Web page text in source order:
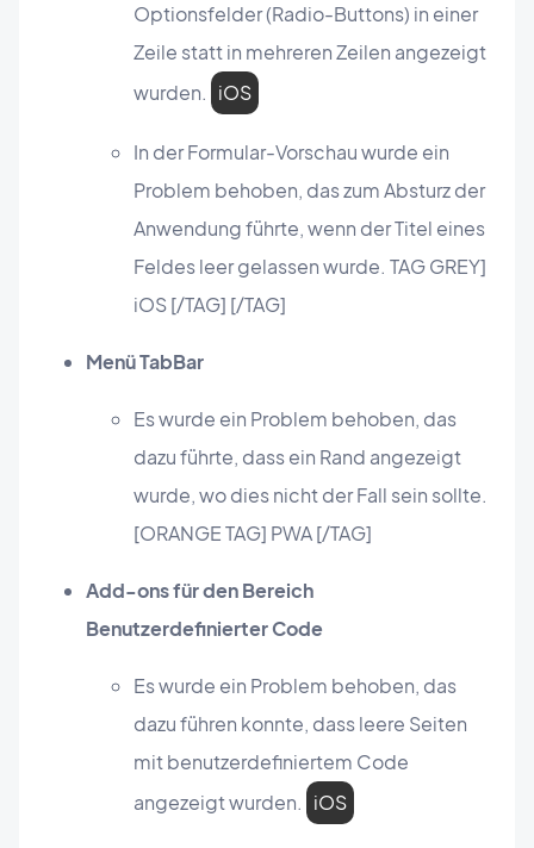
Optionsfelder (Radio-Buttons) in einer
Zeile statt in mehreren Zeilen angezeigt
wurden. iOS
In der Formular-Vorschau wurde ein
Problem behoben, das zum Absturz der
Anwendung führte, wenn der Titel eines
Feldes leer gelassen wurde. TAG GREY]
iOS [/TAG] [/TAG]
Menü TabBar
Es wurde ein Problem behoben, das
dazu führte, dass ein Rand angezeigt
wurde, wo dies nicht der Fall sein sollte.
[ORANGE TAG] PWA [/TAG]
Add-ons für den Bereich
Benutzerdefinierter Code
Es wurde ein Problem behoben, das
dazu führen konnte, dass leere Seiten
mit benutzerdefiniertem Code
angezeigt wurden. iOS